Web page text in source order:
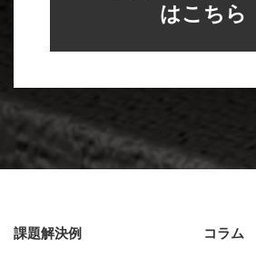
はこちら
課題解決例 コラム